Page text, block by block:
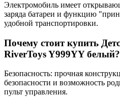
Электромобиль имеет
заряда батареи и функцию
удобной транспортировки.
Почему стоит купить
RiverToys Y999YY белый?
Безопасность: прочная
безопасности и возможность
пульт управления.